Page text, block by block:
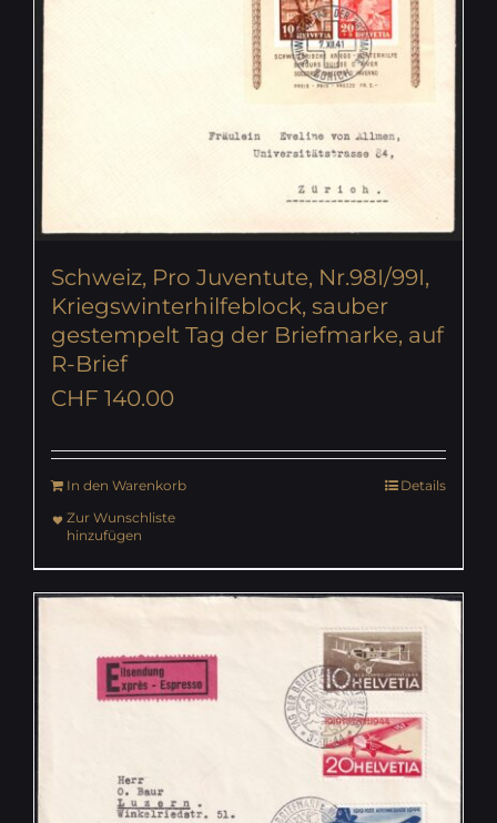
Schweiz, Pro Juventute, Nr.98I/99I,
Kriegswinterhilfeblock, sauber
gestempelt Tag der Briefmarke, auf
R-Brief
CHF 140.00
In den Warenkorb
Details
Zur Wunschliste
hinzufügen